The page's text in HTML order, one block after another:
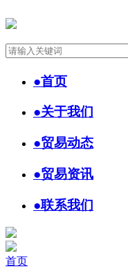
●首页
●关于我们
●贸易动态
●贸易资讯
●联系我们
首页